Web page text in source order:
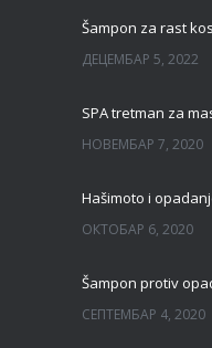
Šampon za rast
ДЕЦЕМБАР 5, 2022
SPA tretman za
НОВЕМБАР 7, 2020
Hašimoto i
ОКТОБАР 6, 2020
СЕПТЕМБАР 4, 2020